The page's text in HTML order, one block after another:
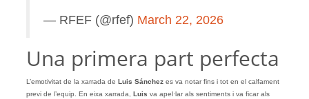
— RFEF (@rfef) March 22, 2026
Una primera part perfecta
L’emotivitat de la xarrada de Luis Sánchezes va notar fins i tot en el calfament
previ de l’equip. En eixa xarrada, Luis va apel·lar als sentiments i va ficar als